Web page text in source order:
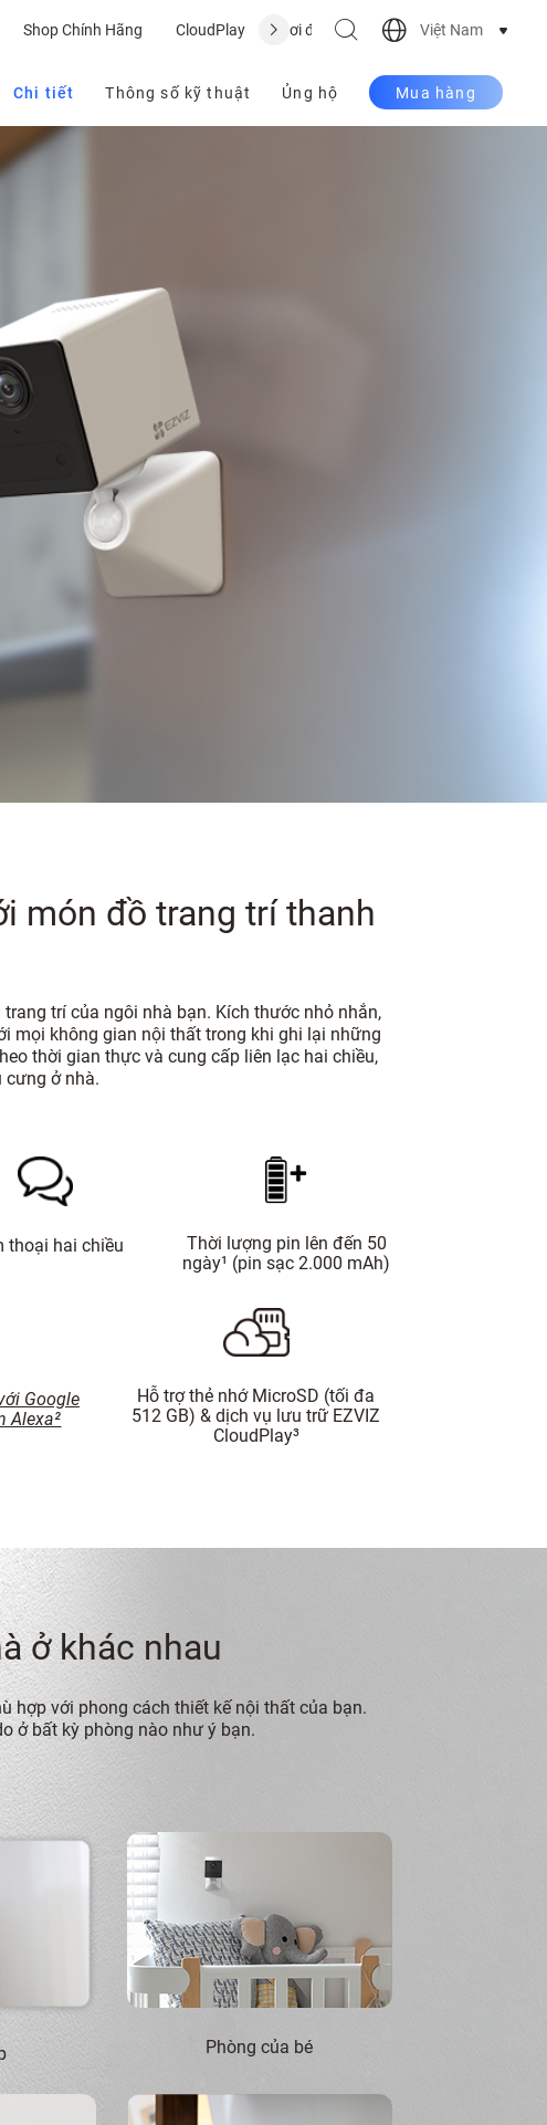
Shop Chính Hãng CloudPlay Nơi để mua Hỗ trợViệt Nam
Chi tiết Thông số kỹ thuật Ủng hộ Mua hàng
món đồ trang trí thanh
trí của ngôi nhà bạn. Kích thước nhỏ nhắn,
mọi không gian nội thất trong khi ghi lại những
thời gian thực và cung cấp liên lạc hai chiều,
cưng ở nhà.
thoại hai chiều
Thời lượng pin lên đến 50
ngày¹ (pin sạc 2.000 mAh)
Google
Alexa²
Hỗ trợ thẻ nhớ MicroSD (tối đa
512 GB) & dịch vụ lưu trữ EZVIZ
CloudPlay³
ở khác nhau
hợp với phong cách thiết kế nội thất của bạn.
ở bất kỳ phòng nào như ý bạn.
Phòng của bé